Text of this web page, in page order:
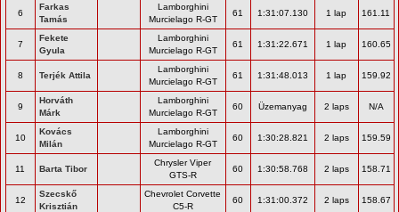
6
Farkas
Tamás
Lamborghini
Murcielago R-GT
61 1:31:07.130 1 lap 161.11
7
Fekete
Gyula
Lamborghini
Murcielago R-GT
61 1:31:22.671 1 lap 160.65
8 Terjék Attila
Lamborghini
Murcielago R-GT
61 1:31:48.013 1 lap 159.92
9
Horváth
Márk
Lamborghini
Murcielago R-GT
60 Üzemanyag 2 laps N/A
10
Kovács
Milán
Lamborghini
Murcielago R-GT
60 1:30:28.821 2 laps 159.59
11 Barta Tibor
Chrysler Viper
GTS-R
60 1:30:58.768 2 laps 158.71
12
Szecskő
Krisztián
Chevrolet Corvette
C5-R
60 1:31:00.372 2 laps 158.67